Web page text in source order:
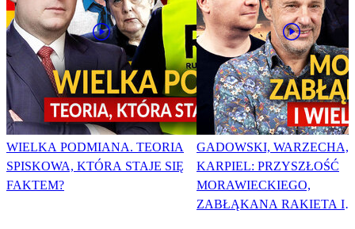
WIELKA PODMIANA. TEORIA
SPISKOWA, KTÓRA STAJE SIĘ
FAKTEM?
GADOWSKI, WARZECHA,
KARPIEL: PRZYSZŁOŚĆ
MORAWIECKIEGO,
ZABŁĄKANA RAKIETA I